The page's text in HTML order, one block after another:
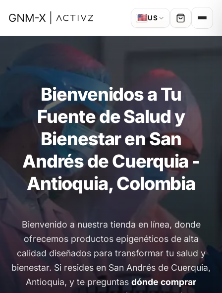
🇺🇸US
Bienvenidos a Tu
Fuente de Salud y
Bienestar en San
Andrés de Cuerquia -
Antioquia, Colombia
Bienvenido a nuestra tienda en línea, donde
ofrecemos productos epigenéticos de alta
calidad diseñados para transformar tu salud y
bienestar. Si resides en San Andrés de Cuerquia,
Antioquia, y te preguntas dónde comprar